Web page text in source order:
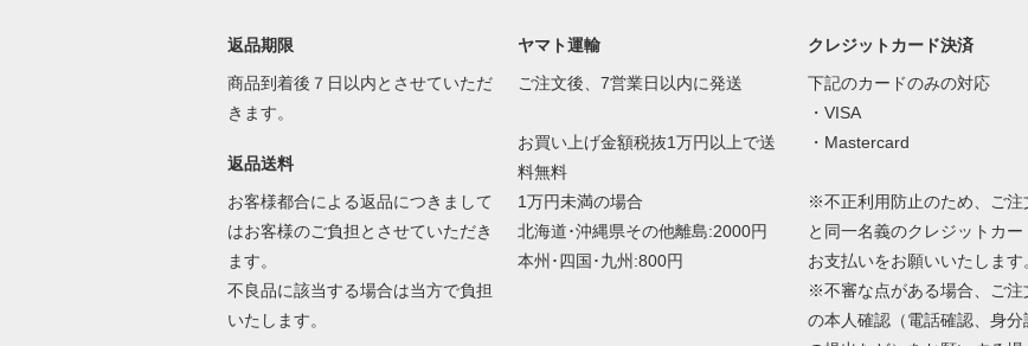
返品期限
商品到着後７日以内とさせていただ
きます。
返品送料
お客様都合による返品につきまして
はお客様のご負担とさせていただき
ます。
不良品に該当する場合は当方で負担
いたします。
ヤマト運輸
ご注文後、7営業日以内に発送
お買い上げ金額税抜1万円以上で送
料無料
1万円未満の場合
北海道･沖縄県その他離島:2000円
本州･四国･九州:800円
クレジットカード決済
下記のカードのみの対応
・VISA
・Mastercard
※不正利用防止のため、ご注
と同一名義のクレジットカー
お支払いをお願いいたします
※不審な点がある場合、ご注
の本人確認（電話確認、身分